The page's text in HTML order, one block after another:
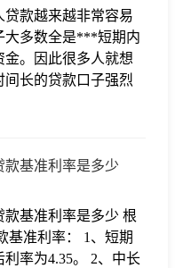
贷款越来越非常容易
大多数全是***短期内
。因此很多人就想
长的贷款口子强烈
款基准利率是多少
基准利率是多少 根
基准利率： 1、短期
率为4.35。 2、中长